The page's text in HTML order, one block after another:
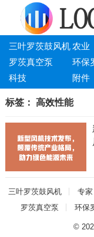
三叶罗茨鼓风机农业
罗茨真空泵
环保
科技
附件
标签： 高效性能
三叶罗茨鼓风机 专家
罗茨真空泵
环保
©